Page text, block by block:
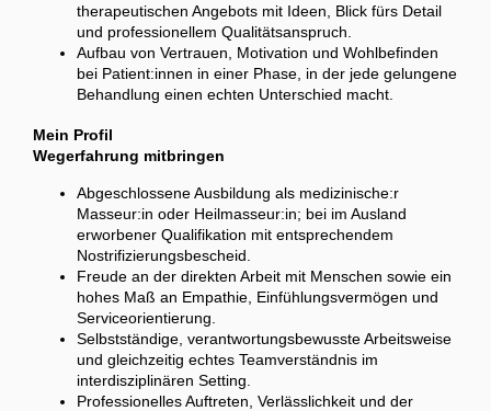
therapeutischen Angebots mit Ideen, Blick fürs Detail
und professionellem Qualitätsanspruch.
Aufbau von Vertrauen, Motivation und Wohlbefinden
bei Patient:innen in einer Phase, in der jede gelungene
Behandlung einen echten Unterschied macht.
Mein Profil
Wegerfahrung mitbringen
Abgeschlossene Ausbildung als medizinische:r
Masseur:in oder Heilmasseur:in; bei im Ausland
erworbener Qualifikation mit entsprechendem
Nostrifizierungsbescheid.
Freude an der direkten Arbeit mit Menschen sowie ein
hohes Maß an Empathie, Einfühlungsvermögen und
Serviceorientierung.
Selbstständige, verantwortungsbewusste Arbeitsweise
und gleichzeitig echtes Teamverständnis im
interdisziplinären Setting.
Professionelles Auftreten, Verlässlichkeit und der